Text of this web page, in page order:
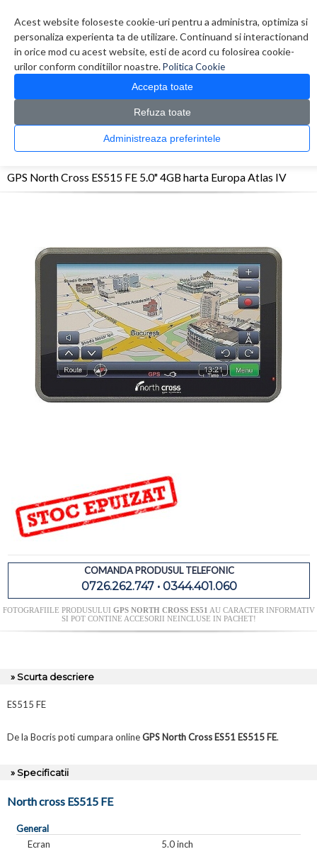
Acest website foloseste cookie-uri pentru a administra, optimiza si
personaliza experienta ta de utilizare. Continuand si interactionand
in orice mod cu acest website, esti de acord cu folosirea cookie-
urilor conform conditiilor noastre.Politica Cookie
Accepta toate
Refuza toate
Administreaza preferintele
0 produs(e)
CATALOG PRODUSE
GPS > GPS North Cross ES515 FE 5.0" 4GB harta Europa Atlas
GPS North Cross ES515 FE 5.0" 4GB harta Europa Atlas IV
COMANDA PRODUSUL TELEFONIC
0726.262.747 • 0344.401.060
FOTOGRAFIILE PRODUSULUI GPS NORTH CROSS ES51 AU CARACTER INFORMATIV
SI POT CONTINE ACCESORII NEINCLUSE IN PACHET!
» Scurta descriere
ES515 FE
De la Bocris poti cumpara onlineGPS North Cross ES51 ES515 FE.
» Specificatii
North cross ES515 FE
General
Ecran
5.0 inch